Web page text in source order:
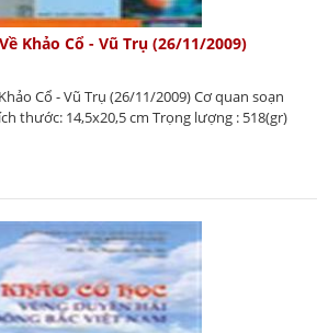
Khảo Cổ - Vũ Trụ (26/11/2009)
Cổ - Vũ Trụ (26/11/2009) Cơ quan soạn
thước: 14,5x20,5 cm Trọng lượng : 518(gr)